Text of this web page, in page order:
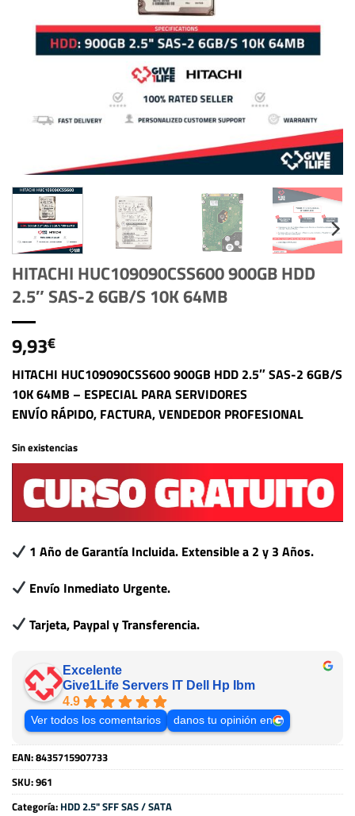
HITACHI HUC109090CSS600 900GB HDD
2.5″ SAS-2 6GB/S 10K 64MB
9,93€
HITACHI HUC109090CSS600 900GB HDD 2.5″ SAS-2 6GB/S
10K 64MB – ESPECIAL PARA SERVIDORES
ENVÍO RÁPIDO, FACTURA, VENDEDOR PROFESIONAL
Sin existencias
1 Año de Garantía Incluida. Extensible a 2 y 3 Años.
Envío Inmediato Urgente.
Tarjeta, Paypal y Transferencia.
Excelente
Give1Life Servers IT Dell Hp Ibm
4.9
Ver todos los comentarios danos tu opinión en
EAN:8435715907733
SKU:961
Categoría: HDD 2.5" SFF SAS / SATA